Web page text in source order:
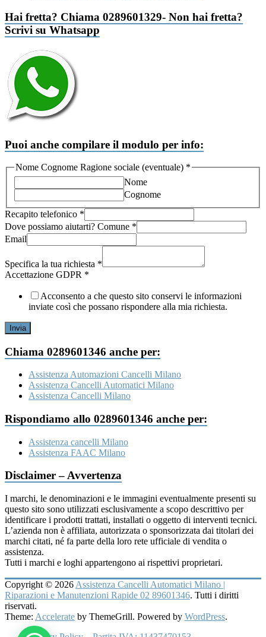
Hai fretta? Chiama 0289601329- Non hai fretta?
Scrivi su Whatsapp
Puoi anche compilare il modulo per info:
Nome Cognome Ragione sociale (eventuale) *
Nome
Cognome
Cognome
aiutarti?
richiesta
Recapito telefonico *
Dove possiamo aiutarti? Comune *
Email
Specifica la tua richiesta *
Accettazione GDPR *
Acconsento a che questo sito conservi le informazioni
inviate così che possano rispondere alla mia richiesta.
Invia
Chiama 0289601346 anche per:
Assistenza Automazioni Cancelli Milano
Assistenza Cancelli Automatici Milano
Assistenza Cancelli Milano
Rispondiamo allo 0289601346 anche per:
Assistenza cancelli Milano
Assistenza FAAC Milano
Disclaimer – Avvertenza
I marchi, le denominazioni e le immagini eventualmente presenti su
questo sito sono utilizzati esclusivamente a scopo descrittivo per
identificare i prodotti trattati, installati o oggetto di interventi tecnici.
L’azienda non è affiliata, autorizzata o sponsorizzata dai titolari dei
marchi citati, né fa parte della loro rete ufficiale di vendita o
assistenza.
Tutti i marchi e loghi appartengono ai rispettivi proprietari.
Copyright © 2026 Assistenza Cancelli Automatici Milano |
Riparazioni e Manutenzioni Rapide 02 89601346. Tutti i diritti
riservati.
Theme: Accelerate by ThemeGrill. Powered by WordPress.